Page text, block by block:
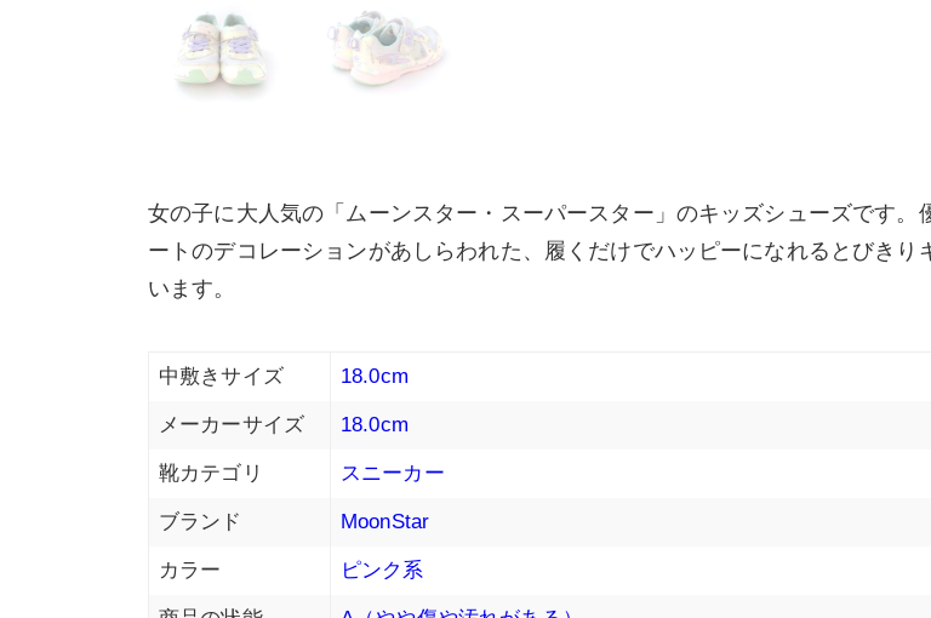
女の子に大人気の「ムーンスター・スーパースター」のキッズシューズです
ートのデコレーションがあしらわれた、履くだけでハッピーになれるとびき
います。
中敷きサイズ 18.0cm
メーカーサイズ 18.0cm
靴カテゴリ スニーカー
ブランド MoonStar
カラー ピンク系